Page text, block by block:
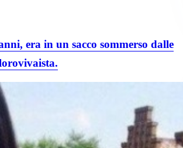
era in un sacco sommerso dalle